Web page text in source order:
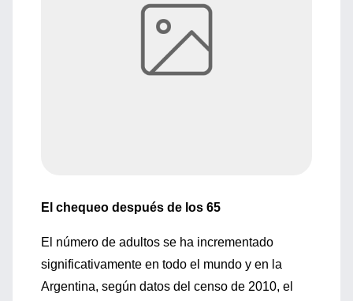
El chequeo después de los 65
El número de adultos se ha incrementado
significativamente en todo el mundo y en la
Argentina, según datos del censo de 2010, el